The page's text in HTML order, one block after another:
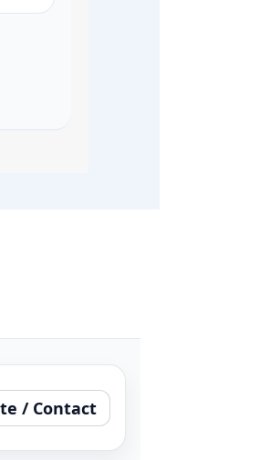
/ Contact